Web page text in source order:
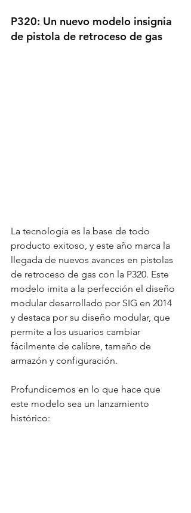
P320: Un nuevo modelo insignia
de pistola de retroceso de gas
La tecnología es la base de todo
producto exitoso, y este año marca la
llegada de nuevos avances en pistolas
de retroceso de gas con la P320. Este
modelo imita a la perfección el diseño
modular desarrollado por SIG en 2014
y destaca por su diseño modular, que
permite a los usuarios cambiar
fácilmente de calibre, tamaño de
armazón y configuración.
Profundicemos en lo que hace que
este modelo sea un lanzamiento
histórico: